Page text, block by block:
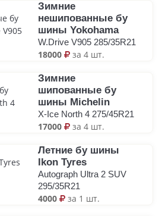
Зимние
нешипованные бу
шины Yokohama
W.Drive V905 285/35R21
18000 за 4 шт.
Зимние
шипованные бу
шины Michelin
X-Ice North 4 275/45R21
17000 за 4 шт.
Летние бу шины
Ikon Tyres
Autograph Ultra 2 SUV
295/35R21
4000 за 1 шт.